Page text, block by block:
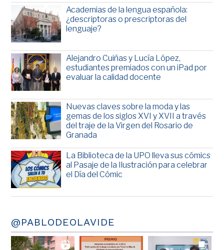
Academias de la lengua española:
¿descriptoras o prescriptoras del
lenguaje?
Alejandro Cuiñas y Lucía López,
estudiantes premiados con un iPad por
evaluar la calidad docente
Nuevas claves sobre la moda y las
gemas de los siglos XVI y XVII a través
del traje de la Virgen del Rosario de
Granada
La Biblioteca de la UPO lleva sus cómics
al Pasaje de la Ilustración para celebrar
el Día del Cómic
@PABLODEOLAVIDE